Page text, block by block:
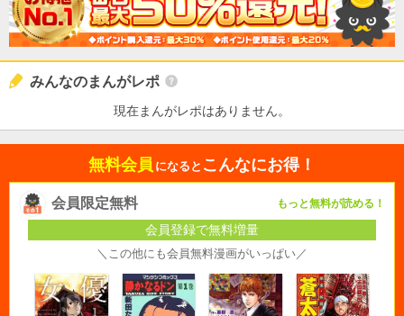
みんなのまんがレポ
現在まんがレポはありません。
無料会員 になると こんなにお得！
会員限定無料 もっと無料が読める！
会員登録で無料増量
＼この他にも会員無料漫画がいっぱい／